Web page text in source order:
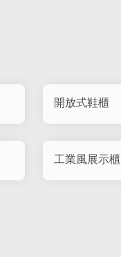
開放式鞋櫃
工業風展示櫃